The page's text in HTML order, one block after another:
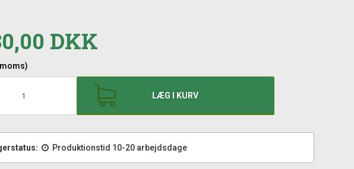
DKK
LÆG I KURV
Produktionstid 10-20 arbejdsdage